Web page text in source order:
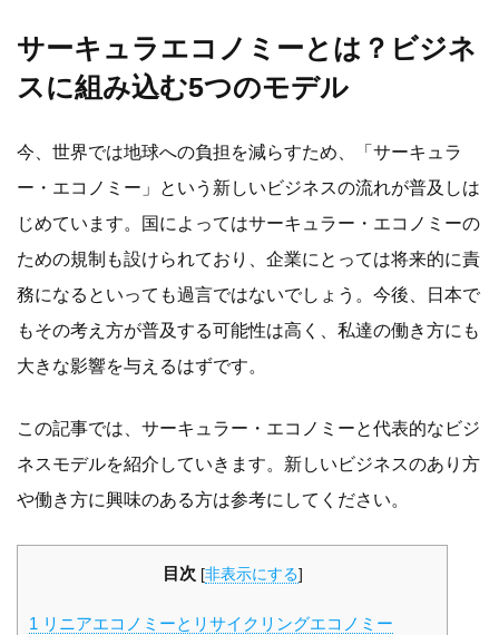
サーキュラエコノミーとは？ビジネ
スに組み込む5つのモデル
今、世界では地球への負担を減らすため、「サーキュラ
ー・エコノミー」という新しいビジネスの流れが普及しは
じめています。国によってはサーキュラー・エコノミーの
ための規制も設けられており、企業にとっては将来的に責
務になるといっても過言ではないでしょう。今後、日本で
もその考え方が普及する可能性は高く、私達の働き方にも
大きな影響を与えるはずです。
この記事では、サーキュラー・エコノミーと代表的なビジ
ネスモデルを紹介していきます。新しいビジネスのあり方
や働き方に興味のある方は参考にしてください。
目次 [非表示にする]
1 リニアエコノミーとリサイクリングエコノミー